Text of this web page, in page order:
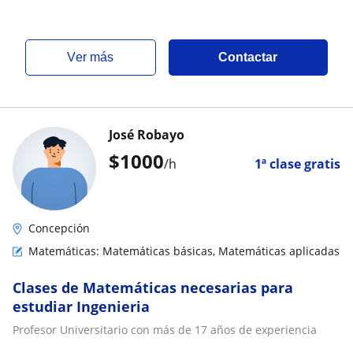
ver más Contactar
$1000/h 1ª clase gratis
José Robayo
Concepción
Matemáticas: Matemáticas básicas, Matemáticas aplicadas
Clases de Matemáticas necesarias para
estudiar Ingenieria
Profesor Universitario con más de 17 años de experiencia